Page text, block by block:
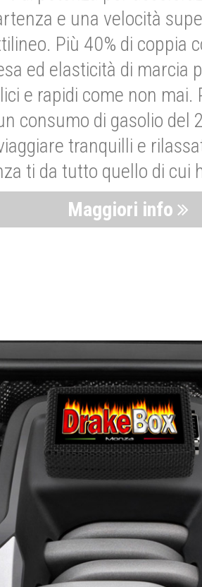
e una velocità
Più 40% di coppia
ed elasticità di marcia
e rapidi come non mai.
consumo di gasolio del
tranquilli e
ti da tutto quello di cui
Maggiori info